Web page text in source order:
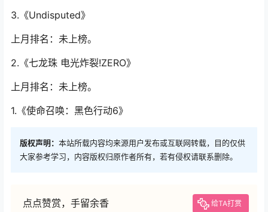
3.《Undisputed》
上月排名：未上榜。
2.《七龙珠 电光炸裂!ZERO》
上月排名：未上榜。
1.《使命召唤：黑色行动6》
版权声明： 本站所载内容均来源用户发布或互联网转载，目的仅供
大家参考学习，内容版权归原作者所有，若有侵权请联系删除。
点点赞赏，手留余香 给TA打赏